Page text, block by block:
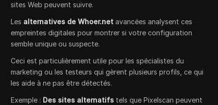
sites Web peuvent suivre.
Les alternatives de Whoer.net avancées analysent ces
empreintes digitales pour montrer si votre configuration
semble unique ou suspecte.
Ceci est particulièrement utile pour les spécialistes du
marketing ou les testeurs qui gèrent plusieurs profils, ce qui
les aide à ne pas être détectés.
Exemple : Des sites alternatifs tels que Pixelscan peuvent